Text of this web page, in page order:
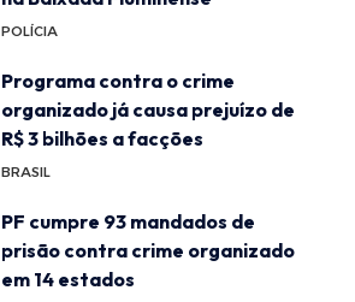
POLÍCIA
Programa contra o crime
organizado já causa prejuízo de
R$ 3 bilhões a facções
BRASIL
PF cumpre 93 mandados de
prisão contra crime organizado
em 14 estados